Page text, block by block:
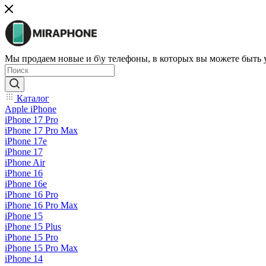
Мы продаем новые и б\у телефоны, в которых вы можете быть
Каталог
Apple iPhone
iPhone 17 Pro
iPhone 17 Pro Max
iPhone 17e
iPhone 17
iPhone Air
iPhone 16
iPhone 16e
iPhone 16 Pro
iPhone 16 Pro Max
iPhone 15
iPhone 15 Plus
iPhone 15 Pro
iPhone 15 Pro Max
iPhone 14